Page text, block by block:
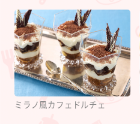
ミラノ風カフェドルチェ